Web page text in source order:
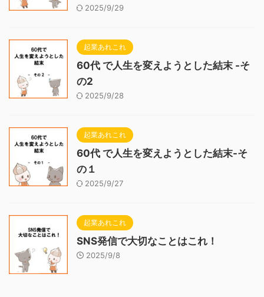
2025/9/29
起業あれこれ
60代 で人生を変えようとした結末 -そ
の2
2025/9/28
起業あれこれ
60代 で人生を変えようとした結末-そ
の１
2025/9/27
起業あれこれ
SNS発信で大切なことはこれ！
2025/9/8